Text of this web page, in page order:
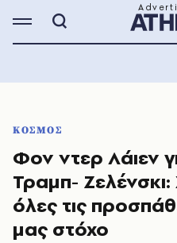
ΚΟΣΜΟΣ
Φον ντερ Λάιεν
Τραμπ- Ζελένσκι:
όλες τις
μας στόχο